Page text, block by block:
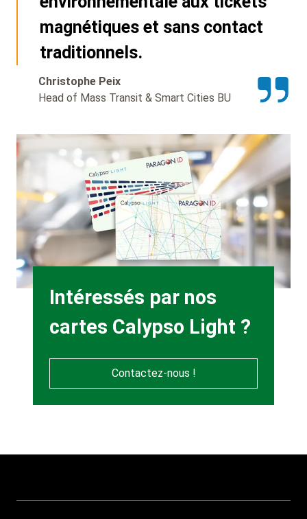
magnétiques et sans contact
traditionnels.
Christophe Peix
Head of Mass Transit & Smart Cities BU
Background
Image
Heading
Intéressés par nos
cartes Calypso Light ?
Contactez-nous !